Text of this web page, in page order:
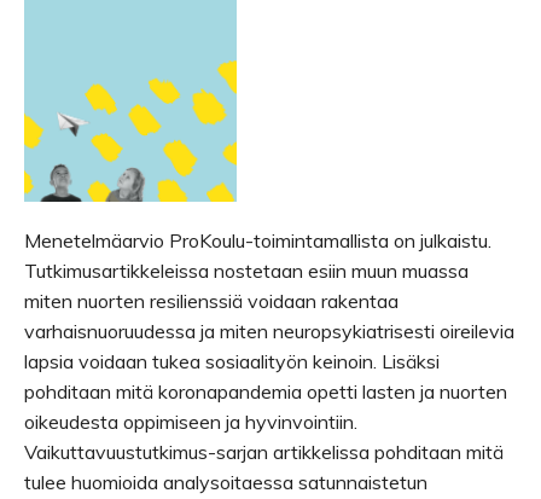
Menetelmäarvio ProKoulu-toimintamallista on julkaistu.
Tutkimusartikkeleissa nostetaan esiin muun muassa
miten nuorten resilienssiä voidaan rakentaa
varhaisnuoruudessa ja miten neuropsykiatrisesti oireilevia
lapsia voidaan tukea sosiaalityön keinoin. Lisäksi
pohditaan mitä koronapandemia opetti lasten ja nuorten
oikeudesta oppimiseen ja hyvinvointiin.
Vaikuttavuustutkimus-sarjan artikkelissa pohditaan mitä
tulee huomioida analysoitaessa satunnaistetun